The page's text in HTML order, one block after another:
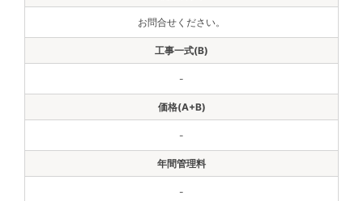
お問合せください。
-
-
-